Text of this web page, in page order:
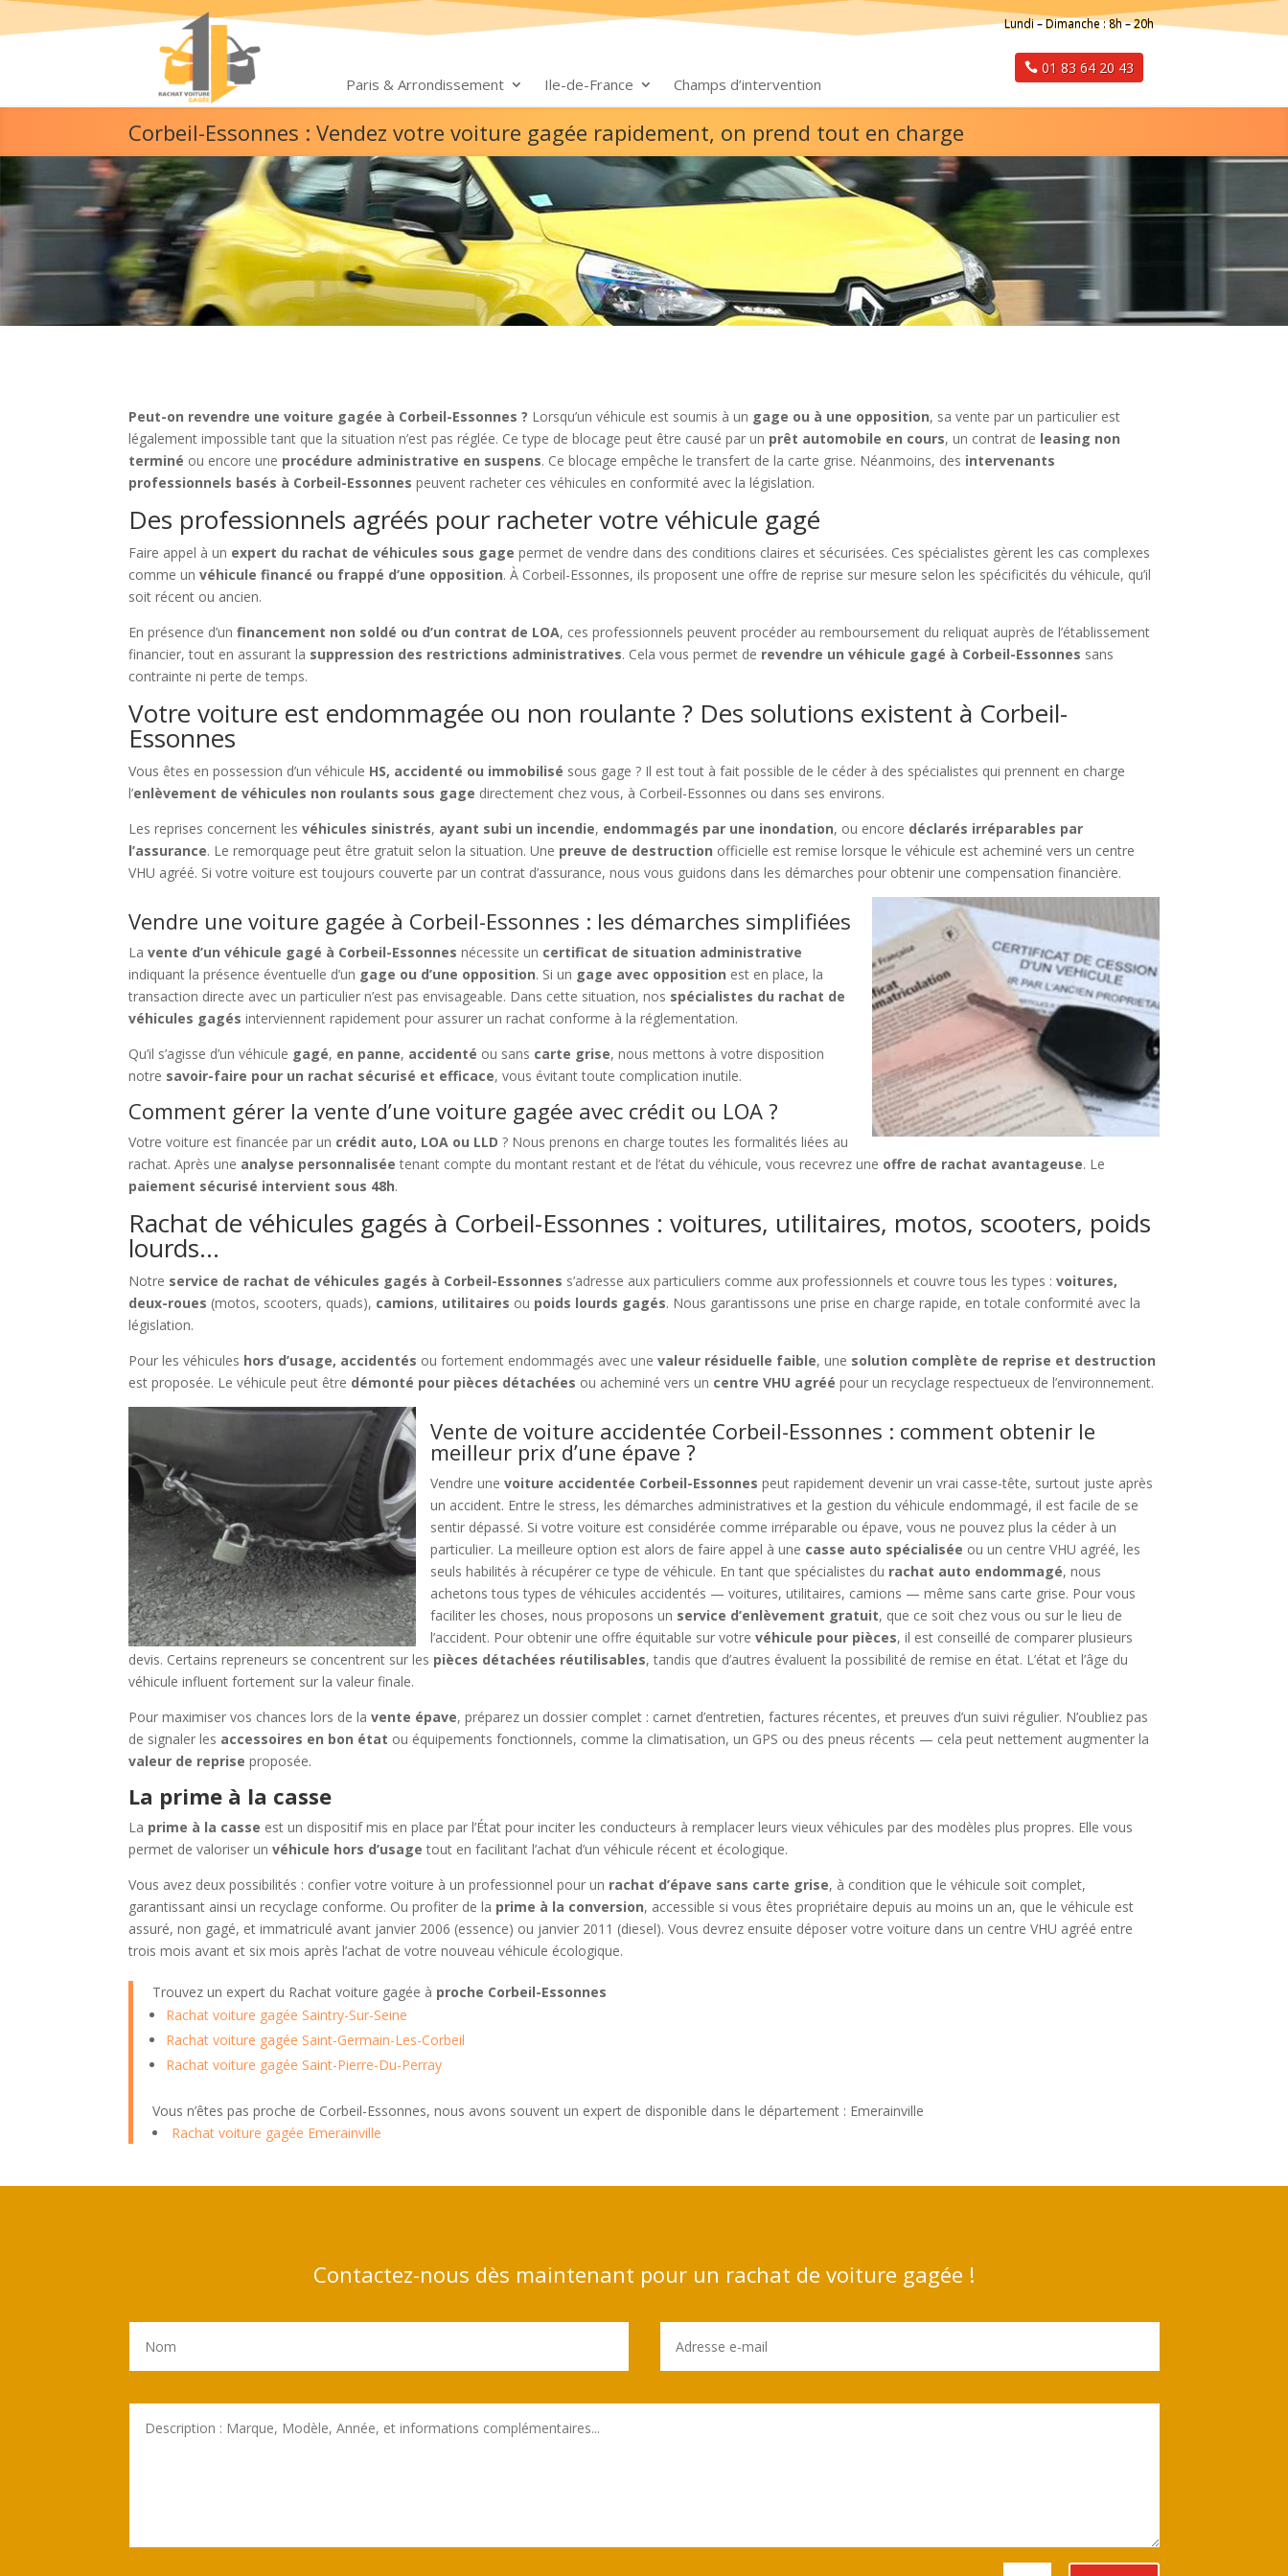
Paris & Arrondissement Ile-de-France Champs d’intervention
Lundi – Dimanche : 8h – 20h
01 83 64 20 43
Corbeil-Essonnes : Vendez votre voiture gagée rapidement, on prend tout en charge
Peut-on revendre une voiture gagée à Corbeil-Essonnes ? Lorsqu’un véhicule est soumis à un gage ou à une opposition, sa vente par un particulier est
légalement impossible tant que la situation n’est pas réglée. Ce type de blocage peut être causé par un prêt automobile en cours, un contrat de leasing non
terminé ou encore une procédure administrative en suspens. Ce blocage empêche le transfert de la carte grise. Néanmoins, des intervenants
professionnels basés à Corbeil-Essonnes peuvent racheter ces véhicules en conformité avec la législation.
Des professionnels agréés pour racheter votre véhicule gagé
Faire appel à un expert du rachat de véhicules sous gage permet de vendre dans des conditions claires et sécurisées. Ces spécialistes gèrent les cas complexes
comme unvéhicule financé ou frappé d’une opposition. À Corbeil-Essonnes, ils proposent une offre de reprise sur mesure selon les spécificités du véhicule, qu’il
soit récent ou ancien.
En présence d’unfinancement non soldé ou d’un contrat de LOA, ces professionnels peuvent procéder au remboursement du reliquat auprès de l’établissement
financier, tout en assurant la suppression des restrictions administratives. Cela vous permet de revendre un véhicule gagé à Corbeil-Essonnes sans
contrainte ni perte de temps.
Votre voiture est endommagée ou non roulante ? Des solutions existent à Corbeil-
Essonnes
Vous êtes en possession d’un véhicule HS, accidenté ou immobilisé sous gage ? Il est tout à fait possible de le céder à des spécialistes qui prennent en charge
l’enlèvement de véhicules non roulants sous gage directement chez vous, à Corbeil-Essonnes ou dans ses environs.
Les reprises concernent lesvéhicules sinistrés, ayant subi un incendie, endommagés par une inondation, ou encore déclarés irréparables par
l’assurance. Le remorquage peut être gratuit selon la situation. Une preuve de destruction officielle est remise lorsque le véhicule est acheminé vers un centre
VHU agréé. Si votre voiture est toujours couverte par un contrat d’assurance, nous vous guidons dans les démarches pour obtenir une compensation financière.
Vendre une voiture gagée à Corbeil-Essonnes : les démarches simplifiées
Lavente d’un véhicule gagé à Corbeil-Essonnes nécessite un certificat de situation administrative
indiquant la présence éventuelle d’un gage ou d’une opposition. Si un gage avec opposition est en place, la
transaction directe avec un particulier n’est pas envisageable. Dans cette situation, nos spécialistes du rachat de
véhicules gagés interviennent rapidement pour assurer un rachat conforme à la réglementation.
Qu’il s’agisse d’un véhicule gagé, en panne, accidenté ou sans carte grise, nous mettons à votre disposition
notre savoir-faire pour un rachat sécurisé et efficace, vous évitant toute complication inutile.
Comment gérer la vente d’une voiture gagée avec crédit ou LOA ?
Votre voiture est financée par un crédit auto, LOA ou LLD ? Nous prenons en charge toutes les formalités liées au
rachat. Après une analyse personnalisée tenant compte du montant restant et de l’état du véhicule, vous recevrez une offre de rachat avantageuse. Le
paiement sécurisé intervient sous 48h.
Rachat de véhicules gagés à Corbeil-Essonnes : voitures, utilitaires, motos, scooters, poids
lourds…
Notre service de rachat de véhicules gagés à Corbeil-Essonnes s’adresse aux particuliers comme aux professionnels et couvre tous les types :voitures,
deux-roues (motos, scooters, quads), camions, utilitaires ou poids lourds gagés. Nous garantissons une prise en charge rapide, en totale conformité avec la
législation.
Pour les véhicules hors d’usage, accidentés ou fortement endommagés avec unevaleur résiduelle faible, une solution complète de reprise et destruction
est proposée. Le véhicule peut être démonté pour pièces détachées ou acheminé vers un centre VHU agréé pour un recyclage respectueux de l’environnement.
Vente de voiture accidentée Corbeil-Essonnes : comment obtenir le
meilleur prix d’une épave ?
Vendre unevoiture accidentée Corbeil-Essonnes peut rapidement devenir un vrai casse-tête, surtout juste après
un accident. Entre le stress, les démarches administratives et la gestion du véhicule endommagé, il est facile de se
sentir dépassé. Si votre voiture est considérée comme irréparable ou épave, vous ne pouvez plus la céder à un
particulier. La meilleure option est alors de faire appel à une casse auto spécialisée ou un centre VHU agréé, les
seuls habilités à récupérer ce type de véhicule. En tant que spécialistes du rachat auto endommagé, nous
achetons tous types de véhicules accidentés — voitures, utilitaires, camions — même sans carte grise. Pour vous
faciliter les choses, nous proposons un service d’enlèvement gratuit, que ce soit chez vous ou sur le lieu de
l’accident. Pour obtenir une offre équitable sur votrevéhicule pour pièces, il est conseillé de comparer plusieurs
devis. Certains repreneurs se concentrent sur les pièces détachées réutilisables, tandis que d’autres évaluent la possibilité de remise en état. L’état et l’âge du
véhicule influent fortement sur la valeur finale.
Pour maximiser vos chances lors de lavente épave, préparez un dossier complet : carnet d’entretien, factures récentes, et preuves d’un suivi régulier. N’oubliez pas
de signaler les accessoires en bon état ou équipements fonctionnels, comme la climatisation, un GPS ou des pneus récents — cela peut nettement augmenter la
valeur de reprise proposée.
La prime à la casse
La prime à la casse est un dispositif mis en place par l’État pour inciter les conducteurs à remplacer leurs vieux véhicules par des modèles plus propres. Elle vous
permet de valoriser unvéhicule hors d’usage tout en facilitant l’achat d’un véhicule récent et écologique.
Vous avez deux possibilités : confier votre voiture à un professionnel pour un rachat d’épave sans carte grise, à condition que le véhicule soit complet,
garantissant ainsi un recyclage conforme. Ou profiter de la prime à la conversion, accessible si vous êtes propriétaire depuis au moins un an, que le véhicule est
assuré, non gagé, et immatriculé avant janvier 2006 (essence) ou janvier 2011 (diesel). Vous devrez ensuite déposer votre voiture dans un centre VHU agréé entre
trois mois avant et six mois après l’achat de votre nouveau véhicule écologique.
Trouvez un expert du Rachat voiture gagée à proche Corbeil-Essonnes
Rachat voiture gagée Saintry-Sur-Seine
Rachat voiture gagée Saint-Germain-Les-Corbeil
Rachat voiture gagée Saint-Pierre-Du-Perray
Vous n’êtes pas proche de Corbeil-Essonnes, nous avons souvent un expert de disponible dans le département : Emerainville
Rachat voiture gagée Emerainville
Contactez-nous dès maintenant pour un rachat de voiture gagée !